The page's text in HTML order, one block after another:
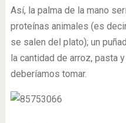
Así, la palma de la mano
proteínas animales (es
se salen del plato); un
la cantidad de arroz, pasta
deberíamos tomar.